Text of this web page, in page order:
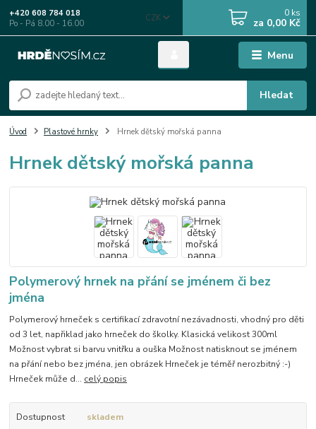
Menu
CZK
Hledat
+420 608 784 018
Po - Pá 8.00 - 16.00
0 ks
za 0,00 Kč
Úvod Plastové hrnky Hrnek dětský mořská panna
Hrnek dětský mořská panna
Polymerový hrnek na přání se jménem či bez
jména
Polymerový hrneček s certifikací zdravotní nezávadnosti, vhodný pro děti
od 3 let, napřiklad jako hrneček do školky. Klasická velikost 300ml
Možnost vybrat si barvu vnitřku a ouška Možnost natisknout se jménem
na přání nebo bez jména, jen obrázek Hrneček je téměř nerozbitný :-)
Hrneček může d... celý popis
Dostupnost
skladem